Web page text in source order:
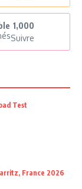
1,000
Suivre
Test
France 2026